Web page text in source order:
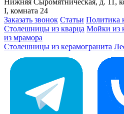
I, комната 24
Заказать звонок Статьи Политика
Столешницы из кварца Мойки из
из мрамора
Столешницы из керамогранита